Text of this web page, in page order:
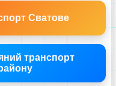
Сватове
транспорт